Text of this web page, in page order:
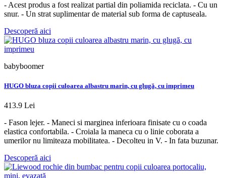
- Acest produs a fost realizat partial din poliamida reciclata. - Cu un
snur. - Un strat suplimentar de material sub forma de captuseala.
Descoperă aici
babyboomer
HUGO bluza copii culoarea albastru marin, cu glugă, cu imprimeu
413.9 Lei
- Fason lejer. - Maneci si marginea inferioara finisate cu o coada
elastica confortabila. - Croiala la maneca cu o linie coborata a
umerilor nu limiteaza mobilitatea. - Decolteu in V. - In fata buzunar.
Descoperă aici